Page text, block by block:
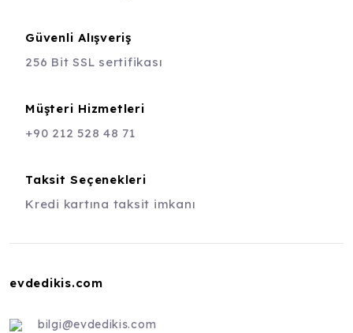
Güvenli Alışveriş
256 Bit SSL sertifikası
Müşteri Hizmetleri
+90 212 528 48 71
Taksit Seçenekleri
Kredi kartına taksit imkanı
evdedikis.com
bilgi@evdedikis.com